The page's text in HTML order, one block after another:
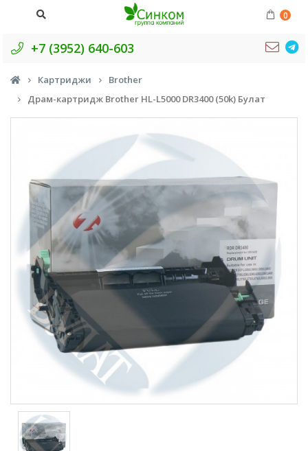
0
+7 (3952) 640-603
Картриджи
Brother
Драм-картридж Brother HL-L5000 DR3400 (50k) Булат